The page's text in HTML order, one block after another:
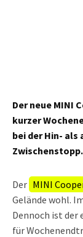
Der neue MINI
kurzer
bei der Hin- als
Zwischenstopp.
Der MINI
Gelände wohl.
Dennoch ist der
für